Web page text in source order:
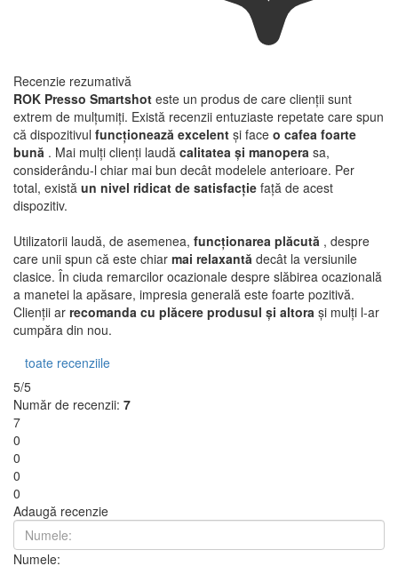
Recenzie rezumativă
ROK Presso Smartshot este un produs de care clienții sunt
extrem de mulțumiți. Există recenzii entuziaste repetate care spun
că dispozitivul funcționează excelent și face o cafea foarte
bună . Mai mulți clienți laudă calitatea și manopera sa,
considerându-l chiar mai bun decât modelele anterioare. Per
total, există un nivel ridicat de satisfacție față de acest
dispozitiv.
Utilizatorii laudă, de asemenea, funcționarea plăcută , despre
care unii spun că este chiar mai relaxantă decât la versiunile
clasice. În ciuda remarcilor ocazionale despre slăbirea ocazională
a manetei la apăsare, impresia generală este foarte pozitivă.
Clienții ar recomanda cu plăcere produsul și altora și mulți l-ar
cumpăra din nou.
toate recenziile
5/5
Număr de recenzii: 7
7
0
0
0
0
Adaugă recenzie
Numele: